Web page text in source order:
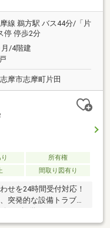
線 鵜方駅 バス44分/「片
停 停歩2分
/4階建
摩市志摩町片田
所有権
間取り図有り
を24時間受付対応！
発的な設備トラブル
ー対応！30分以内の一